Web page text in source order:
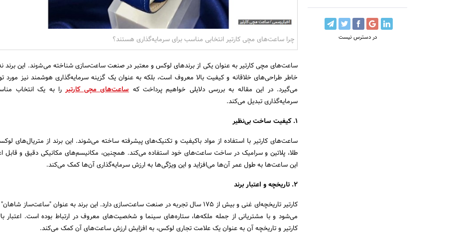
در دسترس نیست چرا ساعت‌های مچی کارتیر انتخابی مناسب برای سرمایه‌گذاری هستند؟
ساعت‌های مچی کارتیر به عنوان یکی از برندهای لوکس و معتبر در صنعت ساعت‌سازی شناخته می‌شوند. این برند
خاطر طراحی‌های خلاقانه و کیفیت بالا معروف است، بلکه به عنوان یک گزینه سرمایه‌گذاری هوشمند نیز مورد
می‌گیرد. در این مقاله به بررسی دلایلی خواهیم پرداخت کهساعت‌های مچی کارتیررا به یک انتخاب
سرمایه‌گذاری تبدیل می‌کند.
1. کیفیت ساخت بی‌نظیر
ساعت‌های کارتیر با استفاده از مواد باکیفیت و تکنیک‌های پیشرفته ساخته می‌شوند. این برند از متریال‌های
طلا، پلاتین و سرامیک در ساخت ساعت‌های خود استفاده می‌کند. همچنین، مکانیسم‌های مکانیکی دقیق و قابل
این ساعت‌ها به طول عمر آن‌ها می‌افزاید و این ویژگی‌ها به ارزش سرمایه‌گذاری آن‌ها کمک می‌کند.
2. تاریخچه و اعتبار برند
کارتیر تاریخچه‌ای غنی و بیش از 175 سال تجربه در صنعت ساعت‌سازی دارد. این برند به عنوان "ساعت‌ساز
می‌شود و با مشتریانی از جمله ملکه‌ها، ستاره‌های سینما و شخصیت‌های معروف در ارتباط بوده است. اعتبار
کارتیر و تاریخچه آن به عنوان یک علامت تجاری لوکس، به افزایش ارزش ساعت‌های آن کمک می‌کند.